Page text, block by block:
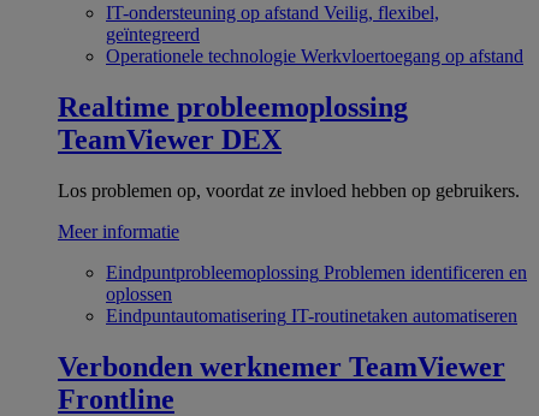
IT-ondersteuning op afstand Veilig, flexibel,
geïntegreerd
Operationele technologie Werkvloertoegang op afstand
Realtime probleemoplossing
TeamViewer DEX
Los problemen op, voordat ze invloed hebben op gebruikers.
Meer informatie
Eindpuntprobleemoplossing Problemen identificeren en
oplossen
Eindpuntautomatisering IT-routinetaken automatiseren
Verbonden werknemer TeamViewer
Frontline